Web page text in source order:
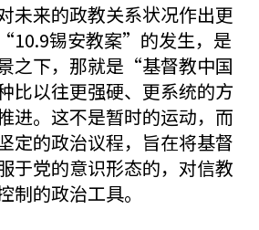
未来的政教关系状况作出更
锡安教案”的发生，是
之下，那就是“基督教中国
比以往更强硬、更系统的方
进。这不是暂时的运动，而
定的政治议程，旨在将基督
于党的意识形态的，对信教
制的政治工具。